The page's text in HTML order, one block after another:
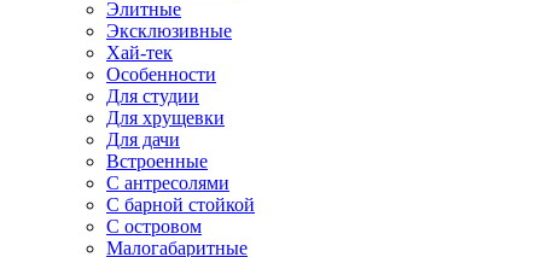
Элитные
Эксклюзивные
Хай-тек
Особенности
Для студии
Для хрущевки
Для дачи
Встроенные
С антресолями
С барной стойкой
С островом
Малогабаритные